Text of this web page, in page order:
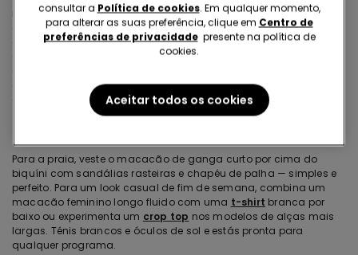
indispensável. Opta por tecidos leves e respiráveis como
algodão, linho ou viscose. Em termos de corte, o macacão
curto com alças é imbatível nos dias mais quentes, enquanto
os modelos de pernas largas oferecem frescura sem perder
de vestir por cima dobiquíni; para saídas casuais, um detalhe
como renda ou bordado faz toda a diferença.
Para a praia, veste o macacão de ganga curto por cima do
biquíni com sandálias rasteiras e chapéu de palha — simples e
perfeito. Para um look casual de fim de semana, combina um
macacão feminino longo fluido com uma t-shirt branca por
baixo ou experimenta um crop top nos modelos de alças mais
largas. Ténis brancos e óculos de sol e estás pronta para
qualquer programa.
consultar a Política de cookies. Em qualquer momento,
para alterar as suas preferência, clique em Centro de
preferências de privacidadepresente na política de
cookies.
Aceitar todos os cookies